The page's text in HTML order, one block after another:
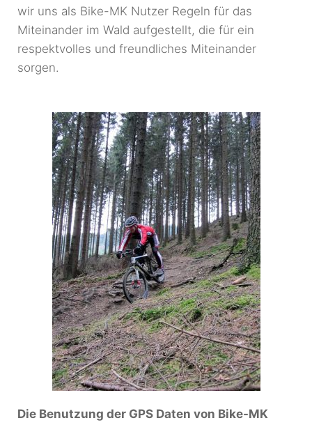
wir uns als Bike-MK Nutzer Regeln für das
Miteinander im Wald aufgestellt, die für ein
respektvolles und freundliches Miteinander
sorgen.
Die Benutzung der GPS Daten von Bike-MK